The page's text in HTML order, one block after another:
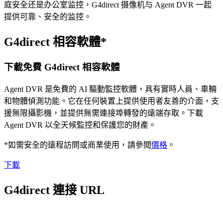
庭安全还是办公室监控，G4direct 摄像机与 Agent DVR 一起
提供可靠、安全的监控。
G4direct 相容軟體*
下載免費 G4direct 相容軟體
Agent DVR 是免費的 AI 驅動監控軟體，具有實時人員、車輛
和物體偵測功能。它在任何裝置上提供使用者友善的介面，支
援無限攝影機，並提供無需連接埠轉發的遠端存取。下載
Agent DVR 以全天候監控和保護您的財產。
*如需安全的遠程訪問或商業使用，請參閱價格 。
下載
G4direct 連接 URL